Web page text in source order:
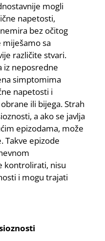
mogli
napetosti,
bez očitog
miješamo sa
različite stvari.
iz neposredne
simptomima
napetosti i
ili bijega. Strah
a ako se javlja
epizodama, može
Takve epizode
kontrolirati, nisu
i mogu trajati